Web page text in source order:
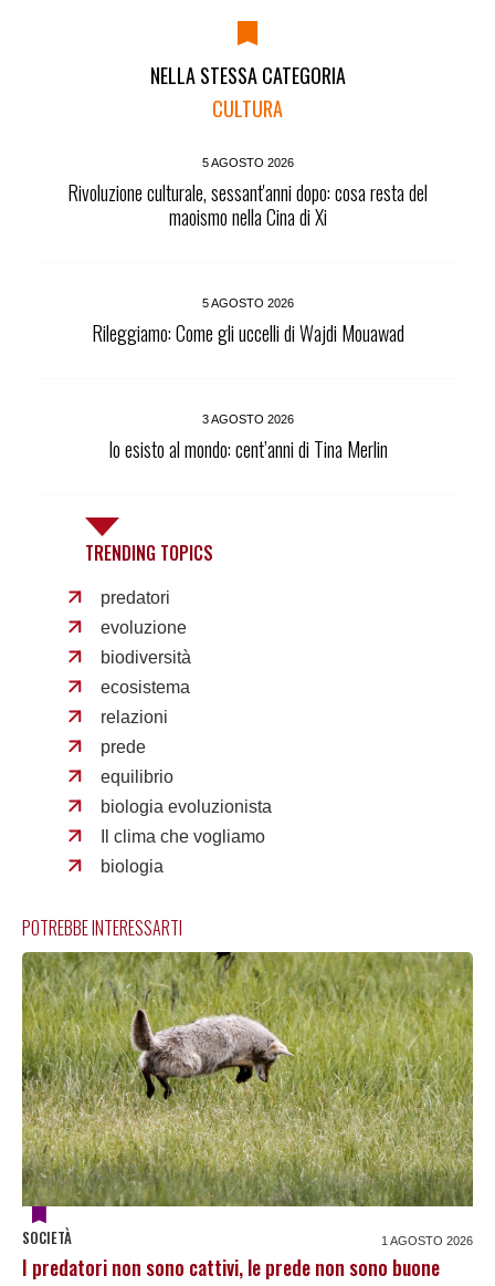
NELLA STESSA CATEGORIA
CULTURA
5 AGOSTO 2026
Rivoluzione culturale, sessant'anni dopo: cosa resta del
maoismo nella Cina di Xi
5 AGOSTO 2026
Rileggiamo: Come gli uccelli di Wajdi Mouawad
3 AGOSTO 2026
Io esisto al mondo: cent’anni di Tina Merlin
TRENDING TOPICS
predatori
evoluzione
biodiversità
ecosistema
relazioni
prede
equilibrio
biologia evoluzionista
Il clima che vogliamo
biologia
POTREBBE INTERESSARTI
SOCIETÀ 1 AGOSTO 2026
I predatori non sono cattivi, le prede non sono buone